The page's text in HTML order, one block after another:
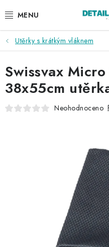
na
AKCE
NOVINKY
EXTERIÉR
DÁRKOVÉ SADY A POUKAZY
Utěrky s krátkým vláknem
Swissvax
38x55cm
Neohodnoceno